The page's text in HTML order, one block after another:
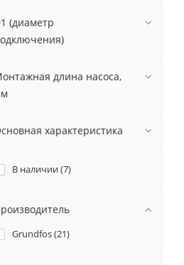
(диаметр
длина насоса,
характеристика
В наличии (7)
Grundfos (21)